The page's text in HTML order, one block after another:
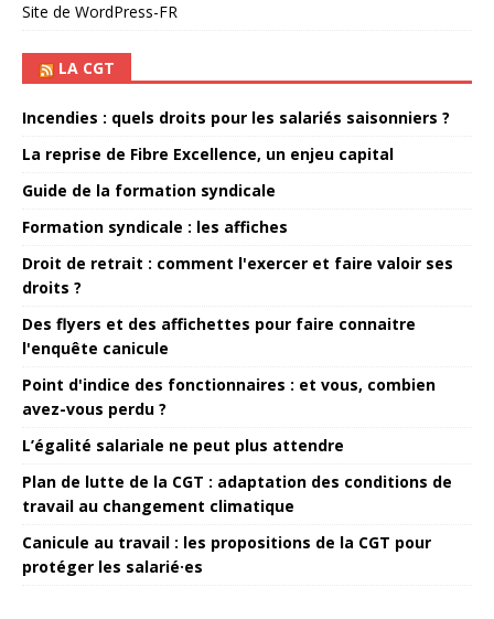
Site de WordPress-FR
LA CGT
Incendies : quels droits pour les salariés saisonniers ?
La reprise de Fibre Excellence, un enjeu capital
Guide de la formation syndicale
Formation syndicale : les affiches
Droit de retrait : comment l'exercer et faire valoir ses
droits ?
Des flyers et des affichettes pour faire connaitre
l'enquête canicule
Point d'indice des fonctionnaires : et vous, combien
avez-vous perdu ?
L’égalité salariale ne peut plus attendre
Plan de lutte de la CGT : adaptation des conditions de
travail au changement climatique
Canicule au travail : les propositions de la CGT pour
protéger les salarié·es